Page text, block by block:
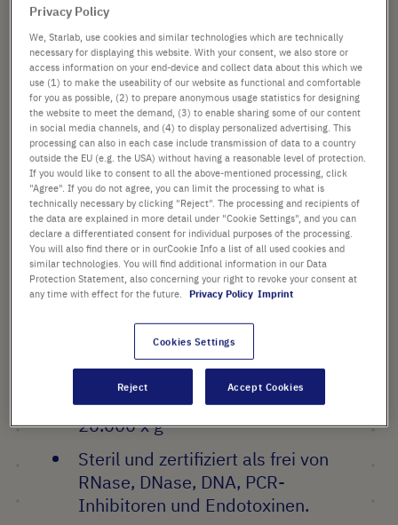
PRODUKT HIGHLIGHTS
Routinemäßig getestet bis
20.000 x g
Steril und zertifiziert als frei von
RNase, DNase, DNA, PCR-
Inhibitoren und Endotoxinen.
GEFÄSSBODEN
GEFÄSSAUSFÜHRUNG
ab 103,53 €
Preis ist der Listenpreis. [*zzgl. MwSt. und Versandkosten]
- +
In
den
Warenkorb
Privacy Policy
We, Starlab, use cookies and similar technologies which are technically
necessary for displaying this website. With your consent, we also store or
access information on your end-device and collect data about this which we
use (1) to make the useability of our website as functional and comfortable
for you as possible, (2) to prepare anonymous usage statistics for designing
the website to meet the demand, (3) to enable sharing some of our content
in social media channels, and (4) to display personalized advertising. This
processing can also in each case include transmission of data to a country
outside the EU (e.g. the USA) without having a reasonable level of protection.
If you would like to consent to all the above-mentioned processing, click
"Agree". If you do not agree, you can limit the processing to what is
technically necessary by clicking "Reject". The processing and recipients of
the data are explained in more detail under "Cookie Settings", and you can
declare a differentiated consent for individual purposes of the processing.
You will also find there or in ourCookie Info a list of all used cookies and
similar technologies. You will find additional information in our Data
Protection Statement, also concerning your right to revoke your consent at
any time with effect for the future.
Privacy Policy Imprint
Cookies Settings
Reject Accept Cookies